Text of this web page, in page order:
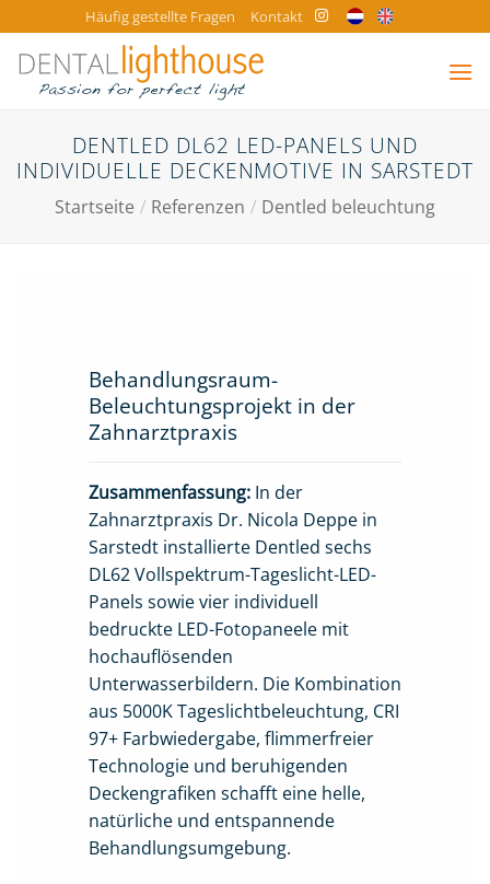
Inhalt
springen
Häufig gestellte Fragen Kontakt
DENTLED DL62 LED-PANELS UND
INDIVIDUELLE DECKENMOTIVE IN SARSTEDT
Startseite / Referenzen / Dentled beleuchtung
Behandlungsraum-
Beleuchtungsprojekt in der
Zahnarztpraxis
Zusammenfassung:In der
Zahnarztpraxis Dr. Nicola Deppe in
Sarstedt installierte Dentled sechs
DL62 Vollspektrum-Tageslicht-LED-
Panels sowie vier individuell
bedruckte LED-Fotopaneele mit
hochauflösenden
Unterwasserbildern. Die Kombination
aus 5000K Tageslichtbeleuchtung, CRI
97+ Farbwiedergabe, flimmerfreier
Technologie und beruhigenden
Deckengrafiken schafft eine helle,
natürliche und entspannende
Behandlungsumgebung.